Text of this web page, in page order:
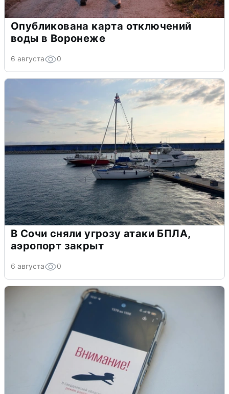
Опубликована карта отключений
воды в Воронеже
6 августа 0
В Сочи сняли угрозу атаки БПЛА,
аэропорт закрыт
6 августа 0